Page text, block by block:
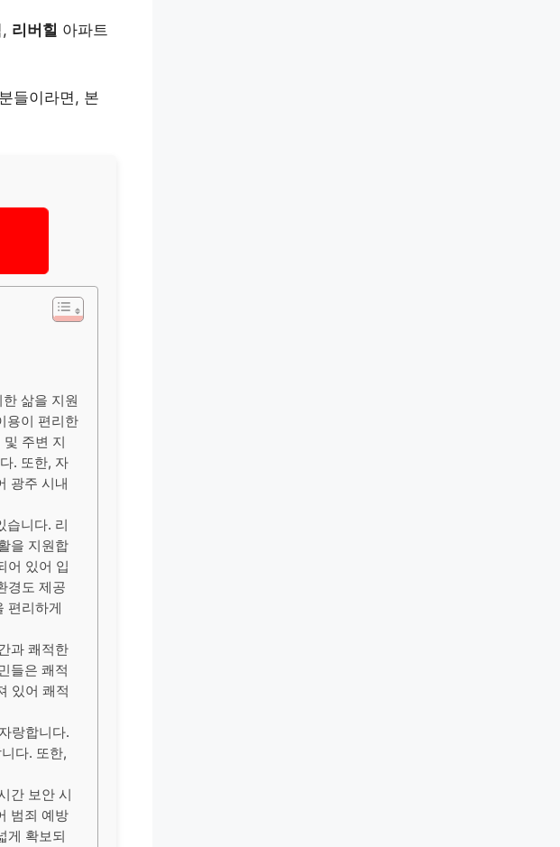
리버힐 아파트
들이라면, 본
삶을 지원
용이 편리한
주변 지
. 또한, 자
광주 시내
습니다. 리
을 지원합
어 있어 입
경도 제공
편리하게
과 쾌적한
들은 쾌적
있어 쾌적
랑합니다.
다. 또한,
간 보안 시
범죄 예방
게 확보되